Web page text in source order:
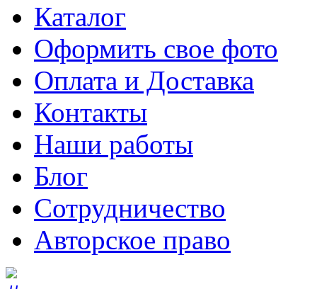
Каталог
Оформить свое фото
Оплата и Доставка
Контакты
Наши работы
Блог
Сотрудничество
Авторское право